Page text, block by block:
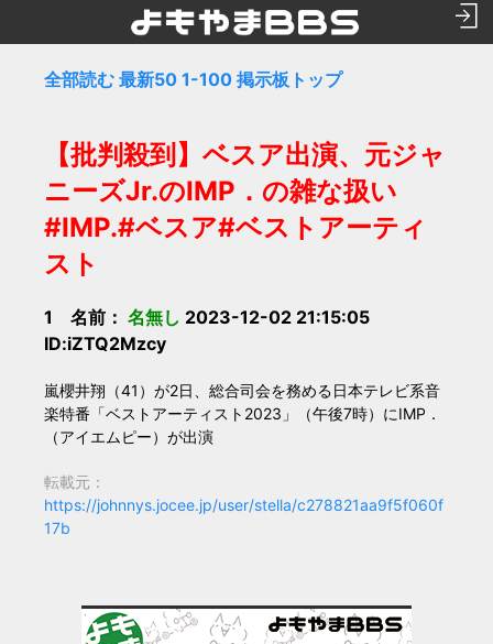
全部読む 最新50 1-100 掲示板トップ
【批判殺到】ベスア出演、元ジャ
ニーズJr.のIMP．の雑な扱い
#IMP.#ベスア#ベストアーティ
スト
1 名前： 名無し 2023-12-02 21:15:05
ID:iZTQ2Mzcy
嵐櫻井翔（41）が2日、総合司会を務める日本テレビ系音
楽特番「ベストアーティスト2023」（午後7時）にIMP．
（アイエムピー）が出演
転載元：
https://johnnys.jocee.jp/user/stella/c278821aa9f5f060f
17b